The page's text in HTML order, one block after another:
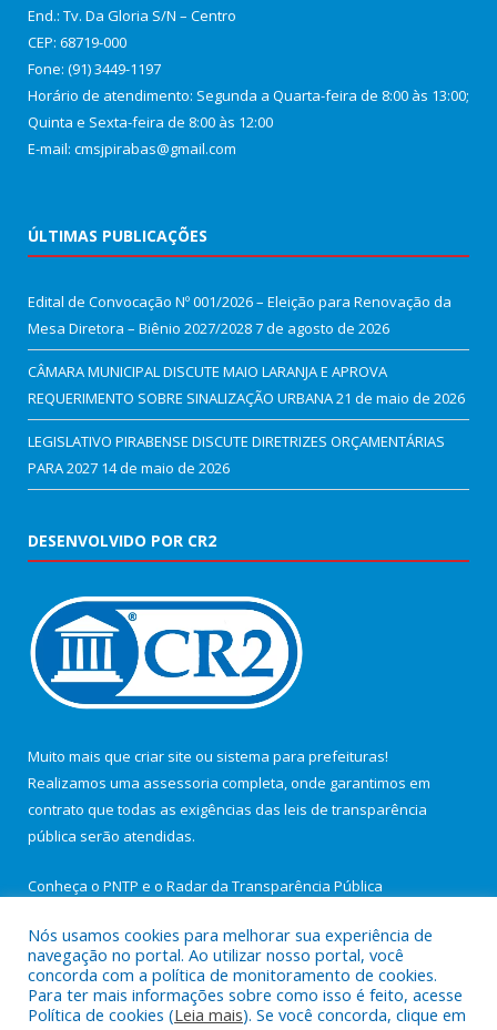
End.: Tv. Da Gloria S/N – Centro
CEP: 68719-000
Fone: (91) 3449-1197
Horário de atendimento: Segunda a Quarta-feira de 8:00 às 13:00;
Quinta e Sexta-feira de 8:00 às 12:00
E-mail: cmsjpirabas@gmail.com
ÚLTIMAS PUBLICAÇÕES
Edital de Convocação Nº 001/2026 – Eleição para Renovação da
Mesa Diretora – Biênio 2027/20287 de agosto de 2026
CÂMARA MUNICIPAL DISCUTE MAIO LARANJA E APROVA
REQUERIMENTO SOBRE SINALIZAÇÃO URBANA21 de maio de 2026
LEGISLATIVO PIRABENSE DISCUTE DIRETRIZES ORÇAMENTÁRIAS
PARA 2027 14 de maio de 2026
DESENVOLVIDO POR CR2
Muito mais que criar site ou sistema para prefeituras!
Realizamos uma assessoria completa, onde garantimos em
contrato que todas as exigências das leis de transparência
pública serão atendidas.
Conheça o PNTP e o Radar da Transparência Pública
Todos os direitos reservados a Câmara Municipal de São João de
Pirabas.
Nós usamos cookies para melhorar sua experiência de
navegação no portal. Ao utilizar nosso portal, você
concorda com a política de monitoramento de cookies.
Para ter mais informações sobre como isso é feito, acesse
Política de cookies (Leia mais). Se você concorda, clique em